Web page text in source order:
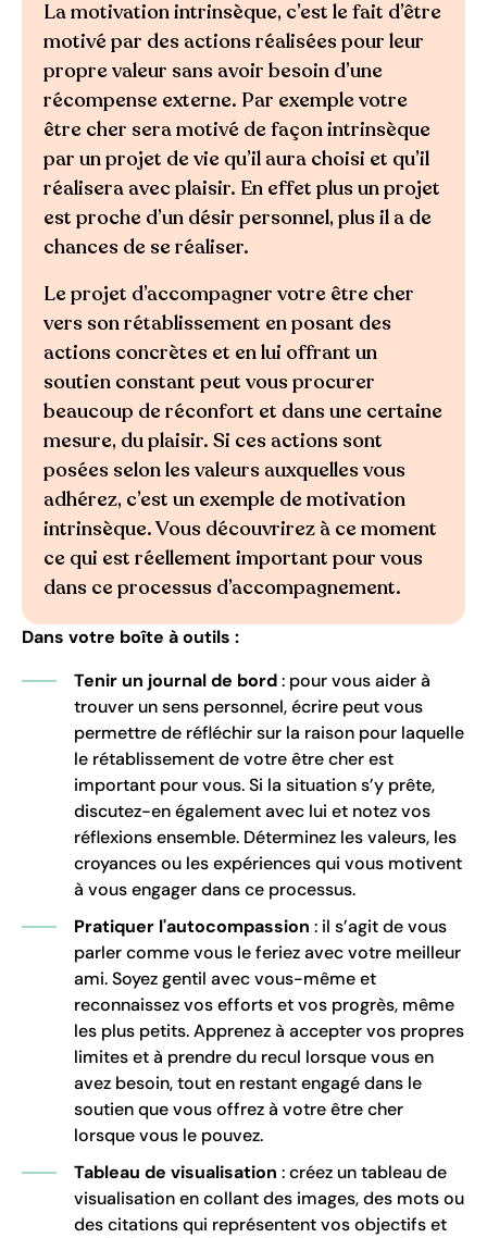
La motivation intrinsèque, c’est le fait d’être
motivé par des actions réalisées pour leur
propre valeur sans avoir besoin d’une
récompense externe. Par exemple votre
être cher sera motivé de façon intrinsèque
par un projet de vie qu’il aura choisi et qu’il
réalisera avec plaisir. En effet plus un projet
est proche d’un désir personnel, plus il a de
chances de se réaliser.
Le projet d’accompagner votre être cher
vers son rétablissement en posant des
actions concrètes et en lui offrant un
soutien constant peut vous procurer
beaucoup de réconfort et dans une certaine
mesure, du plaisir. Si ces actions sont
posées selon les valeurs auxquelles vous
adhérez, c’est un exemple de motivation
intrinsèque. Vous découvrirez à ce moment
ce qui est réellement important pour vous
dans ce processus d’accompagnement.
Dans votre boîte à outils :
Tenir un journal de bord: pour vous aider à
trouver un sens personnel, écrire peut vous
permettre de réfléchir sur la raison pour laquelle
le rétablissement de votre être cher est
important pour vous. Si la situation s’y prête,
discutez-en également avec lui et notez vos
réflexions ensemble. Déterminez les valeurs, les
croyances ou les expériences qui vous motivent
à vous engager dans ce processus.
Pratiquer l'autocompassion : il s’agit de vous
parler comme vous le feriez avec votre meilleur
ami. Soyez gentil avec vous-même et
reconnaissez vos efforts et vos progrès, même
les plus petits. Apprenez à accepter vos propres
limites et à prendre du recul lorsque vous en
avez besoin, tout en restant engagé dans le
soutien que vous offrez à votre être cher
lorsque vous le pouvez.
Tableau de visualisation : créez un tableau de
visualisation en collant des images, des mots ou
des citations qui représentent vos objectifs et